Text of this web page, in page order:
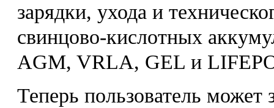
зарядки, ухода и
свинцово-кислотных
AGM, VRLA, GEL и
Теперь пользователь может